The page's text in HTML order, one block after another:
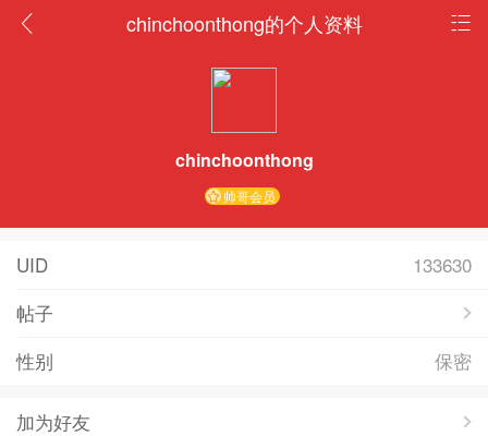
chinchoonthong的个人资料
chinchoonthong
帅哥会员
UID
133630
帖子
性别
保密
加为好友